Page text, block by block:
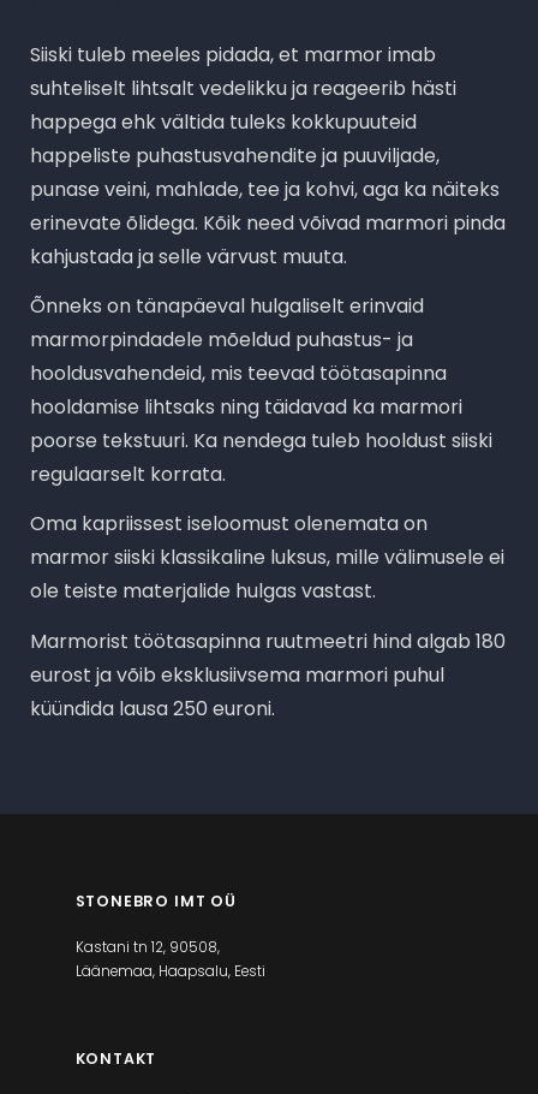
Siiski tuleb meeles pidada, et marmor imab
suhteliselt lihtsalt vedelikku ja reageerib hästi
happega ehk vältida tuleks kokkupuuteid
happeliste puhastusvahendite ja puuviljade,
punase veini, mahlade, tee ja kohvi, aga ka näiteks
erinevate õlidega. Kõik need võivad marmori pinda
kahjustada ja selle värvust muuta.
Õnneks on tänapäeval hulgaliselt erinvaid
marmorpindadele mõeldud puhastus- ja
hooldusvahendeid, mis teevad töötasapinna
hooldamise lihtsaks ning täidavad ka marmori
poorse tekstuuri. Ka nendega tuleb hooldust siiski
regulaarselt korrata.
Oma kapriissest iseloomust olenemata on
marmor siiski klassikaline luksus, mille välimusele ei
ole teiste materjalide hulgas vastast.
Marmorist töötasapinna ruutmeetri hind algab 180
eurost ja võib eksklusiivsema marmori puhul
küündida lausa 250 euroni.
STONEBRO IMT OÜ
Kastani tn 12, 90508,
Läänemaa, Haapsalu, Eesti
KONTAKT